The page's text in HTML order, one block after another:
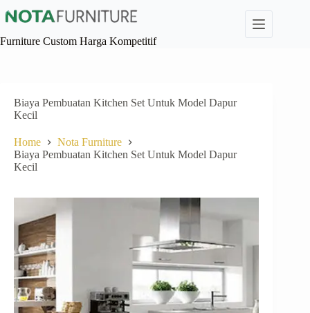
to
Furniture Custom Harga Kompetitif
Biaya Pembuatan Kitchen Set Untuk Model Dapur
Kecil
Home
Nota Furniture
Biaya Pembuatan Kitchen Set Untuk Model Dapur
Kecil